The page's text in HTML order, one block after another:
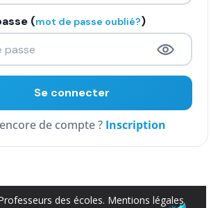
(mot de passe oublié?)
Inscription
des écoles. Mentions légales